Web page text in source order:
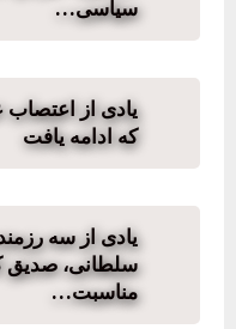
سیاسی…
که ادامه یافت
یادی از سه
سلطانی، صدیق
مناسبت…